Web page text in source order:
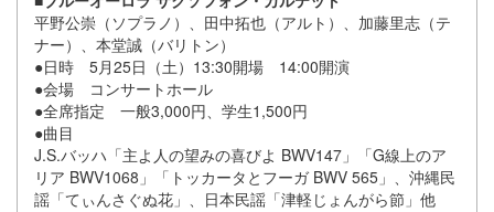
平野公崇（ソプラノ）、田中拓也（アルト）、加藤里志（テ
ナー）、本堂誠（バリトン）
●日時 5月25日（土）13:30開場 14:00開演
●会場 コンサートホール
●全席指定 一般3,000円、学生1,500円
●曲目
J.S.バッハ「主よ人の望みの喜びよ BWV147」「G線上のア
リア BWV1068」「トッカータとフーガ BWV 565」、沖縄民
謡「てぃんさぐぬ花」、日本民謡「津軽じょんがら節」他